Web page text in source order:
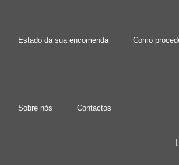
Estado da sua encomenda Como
Sobre nós Contactos